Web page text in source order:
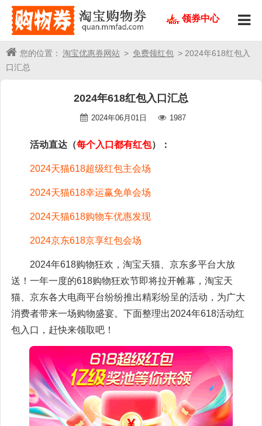
领券中心
您的位置： 淘宝优惠券网站 > 免费领红包 > 2024年618红包入
口汇总
2024年618红包入口汇总
2024年06月01日 1987
活动直达（每个入口都有红包）：
2024天猫618超级红包主会场
2024天猫618幸运赢免单会场
2024天猫618购物车优惠发现
2024京东618京享红包会场
2024年618购物狂欢，淘宝天猫、京东多平台大放
送！一年一度的618购物狂欢节即将拉开帷幕，淘宝天
猫、京东各大电商平台纷纷推出精彩纷呈的活动，为广大
消费者带来一场购物盛宴。下面整理出2024年618活动红
包入口，赶快来领取吧！